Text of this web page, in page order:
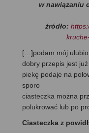
w nawiązaniu
źródło:
[…]podam mój
dobry przepis jest
piekę podaje na
sporo
ciasteczka można
polukrować lub po
Ciasteczka z